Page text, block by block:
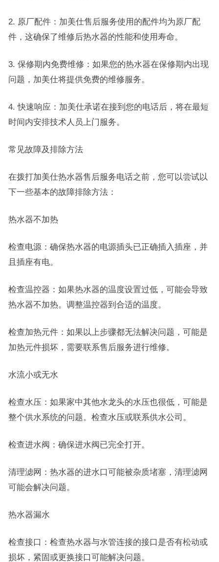
2. 原厂配件：加美仕售后服务使用的配件均为原厂配
件，这确保了维修后热水器的性能和使用寿命。
3. 保修期内免费维修：如果您的热水器在保修期内出现
问题，加美仕将提供免费的维修服务。
4. 快速响应：加美仕承诺在接到您的电话后，将在最短
时间内安排技术人员上门服务。
常见故障及排除方法
在拨打加美仕热水器售后服务电话之前，您可以尝试以
下一些基本的故障排除方法：
热水器不加热
检查电源：确保热水器的电源插头已正确插入插座，并
且插座有电。
检查温控器：如果热水器的温度设置过低，可能会导致
热水器不加热。调整温控器到合适的温度。
检查加热元件：如果以上步骤都无法解决问题，可能是
加热元件损坏，需要联系售后服务进行维修。
水流小或无水
检查水压：如果家中其他水龙头的水压也很低，可能是
整个供水系统的问题。检查水压或联系供水公司。
检查进水阀：确保进水阀已完全打开。
清理滤网：热水器的进水口可能被杂质堵塞，清理滤网
可能会解决问题。
热水器漏水
检查接口：检查热水器与水管连接的接口是否有松动或
损坏，紧固或更换接口可能解决问题。